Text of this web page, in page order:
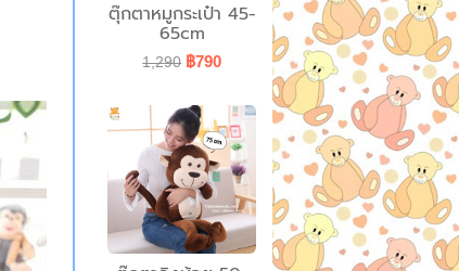
ตุ๊กตาหมูกระเป๋า 45-
65cm
1,290 ฿790